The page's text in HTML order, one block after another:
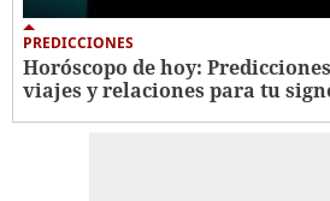
PREDICCIONES
Horóscopo de hoy:
viajes y relaciones para tu